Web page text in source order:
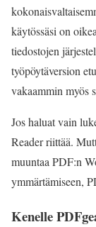
käytössäsi on
tiedostojen
työpöytäversion
vakaammin myös
Jos haluat vain
Reader riittää.
muuntaa PDF:n
ymmärtämiseen,
Kenelle